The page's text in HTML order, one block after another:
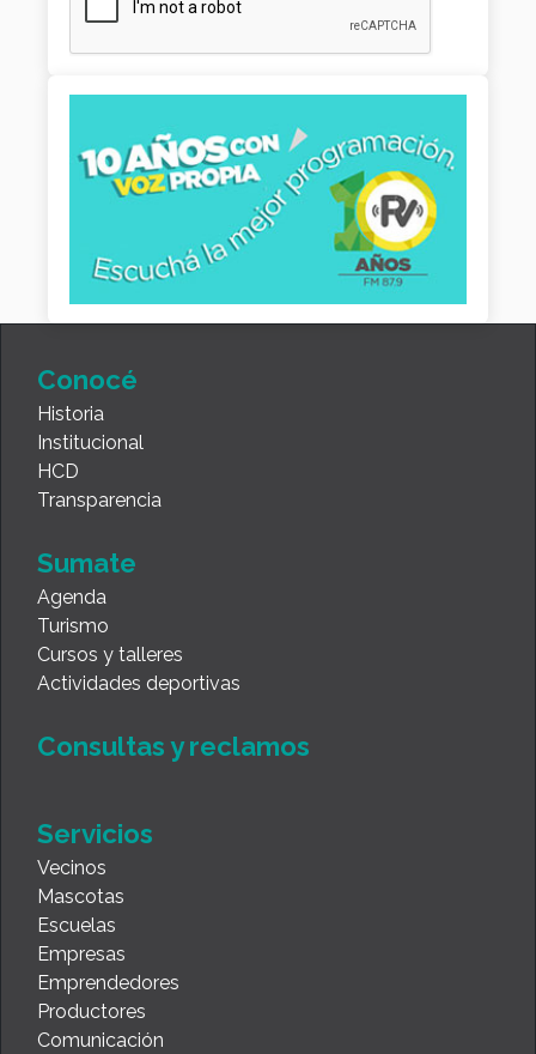
Conocé
Historia
Institucional
HCD
Transparencia
Sumate
Agenda
Turismo
Cursos y talleres
Actividades deportivas
Consultas y reclamos
Servicios
Vecinos
Mascotas
Escuelas
Empresas
Emprendedores
Productores
Comunicación